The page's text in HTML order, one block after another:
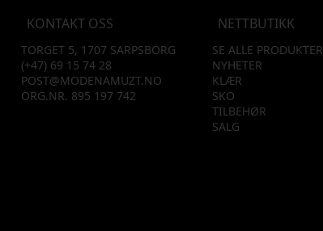
KONTAKT OSS
TORGET 5, 1707 SARPSBORG
(+47) 69 15 74 28
POST@MODENAMUZT.NO
ORG.NR. 895 197 742
NETTBUTIKK
SE ALLE PRODUKTER
NYHETER
KLÆR
SKO
TILBEHØR
SALG